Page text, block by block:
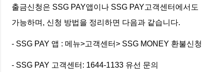
출금신청은 SSG PAY앱이나 SSG PAY고객센터에서도
가능하며, 신청 방법을 정리하면 다음과 같습니다.
- SSG PAY 앱 : 메뉴>고객센터> SSG MONEY 환불신청
- SSG PAY 고객센터: 1644-1133 유선 문의